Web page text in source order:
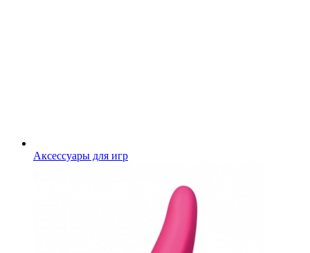
Аксессуары для игр